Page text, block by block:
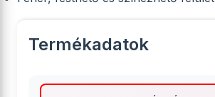
Termékadatok